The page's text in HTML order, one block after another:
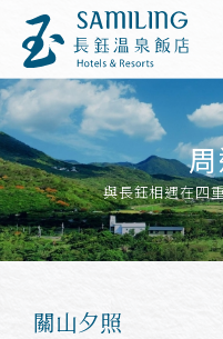
與長鈺相遇在四
關山夕照